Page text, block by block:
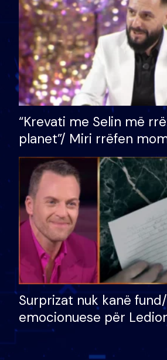
“Krevati me Selin më
planet”/ Miri rrëfen
bukura në shtëpinë e
mungojë zilja e
Surprizat nuk kanë
emocionuese për
nëna dhe fëmijët e tij,
nuk i mban dot lotët: